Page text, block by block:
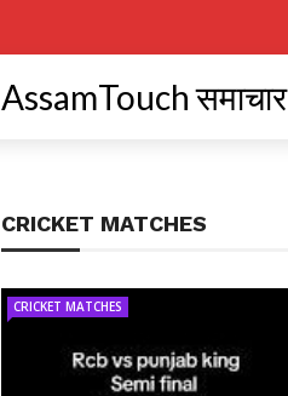
AssamTouch समाचार
CRICKET MATCHES
CRICKET MATCHES